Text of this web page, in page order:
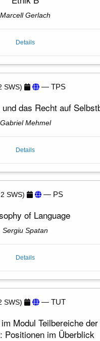
Marcell Gerlach
Details
SWS) — TPS
das Recht auf
Gabriel Mehmel
Details
SWS) — PS
of Language
Sergiu Spatan
Details
SWS) — TUT
Modul Teilbereiche
Positionen im Überblick